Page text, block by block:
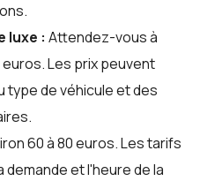
luxe : Attendez-vous à
Les prix peuvent
de véhicule et des
60 à 80 euros. Les tarifs
et l'heure de la